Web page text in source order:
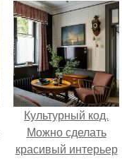
Культурный код.
Можно сделать
красивый интерьер